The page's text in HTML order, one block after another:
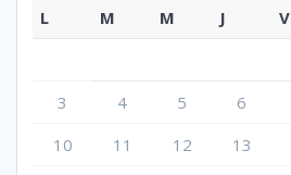
L M M J V
3
4 5 6
10
11 12 13